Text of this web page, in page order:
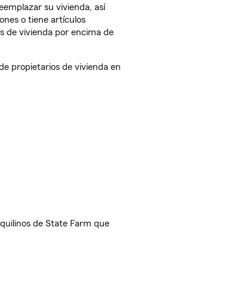
su vivienda, así
o tiene artículos
de vivienda por encima de
propietarios de vivienda en
de State Farm que